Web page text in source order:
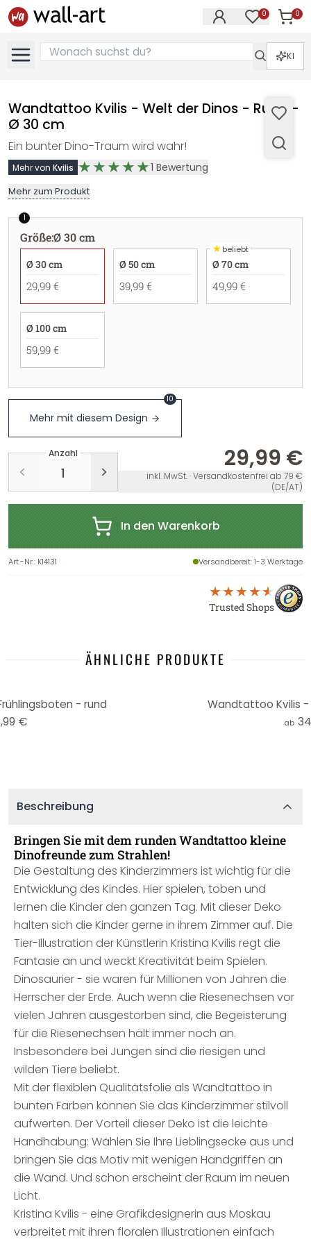
0 0
KI
Wandtattoo Kvilis - Welt der Dinos - Rund -
Ø 30 cm
Ein bunter Dino-Traum wird wahr!
Mehr von Kvilis 1 Bewertung
Mehr zum Produkt
1
Größe:Ø 30 cm
Ø 30 cm
29,99 €
Ø 50 cm
39,99 €
★beliebt
Ø 70 cm
49,99 €
Ø 100 cm
59,99 €
Mehr mit diesem Design
10
Anzahl 29,99 €
inkl. MwSt. · Versandkostenfrei ab 79 €
(DE/AT)
In den Warenkorb
Art.-Nr.: K14131 Versandbereit: 1-3 Werktage
Trusted Shops
ÄHNLICHE PRODUKTE
- rund
€
Wandtattoo Kvilis
ab
Beschreibung
Bringen Sie mit dem runden Wandtattoo kleine
Dinofreunde zum Strahlen!
Die Gestaltung des Kinderzimmers ist wichtig für die
Entwicklung des Kindes. Hier spielen, toben und
lernen die Kinder den ganzen Tag. Mit dieser Deko
halten sich die Kinder gerne in ihrem Zimmer auf. Die
Tier-Illustration der Künstlerin Kristina Kvilis regt die
Fantasie an und weckt Kreativität beim Spielen.
Dinosaurier - sie waren für Millionen von Jahren die
Herrscher der Erde. Auch wenn die Riesenechsen vor
vielen Jahren ausgestorben sind, die Begeisterung
für die Riesenechsen hält immer noch an.
Insbesondere bei Jungen sind die riesigen und
wilden Tiere beliebt.
Mit der flexiblen Qualitätsfolie als Wandtattoo in
bunten Farben können Sie das Kinderzimmer stilvoll
aufwerten. Der Vorteil dieser Deko ist die leichte
Handhabung: Wählen Sie Ihre Lieblingsecke aus und
bringen Sie das Motiv mit wenigen Handgriffen an
die Wand. Und schon erscheint der Raum im neuen
Licht.
Kristina Kvilis - eine Grafikdesignerin aus Moskau
verbreitet mit ihren floralen Illustrationen einfach